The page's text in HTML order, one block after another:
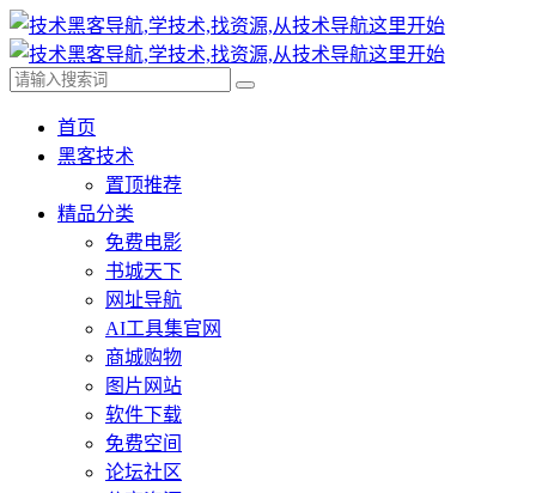
首页
黑客技术
置顶推荐
精品分类
免费电影
书城天下
网址导航
AI工具集官网
商城购物
图片网站
软件下载
免费空间
论坛社区